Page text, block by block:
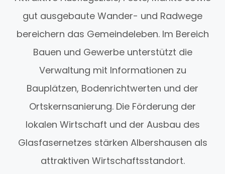
gut ausgebaute Wander- und Radwege
bereichern das Gemeindeleben. Im Bereich
Bauen und Gewerbe unterstützt die
Verwaltung mit Informationen zu
Bauplätzen, Bodenrichtwerten und der
Ortskernsanierung. Die Förderung der
lokalen Wirtschaft und der Ausbau des
Glasfasernetzes stärken Albershausen als
attraktiven Wirtschaftsstandort.